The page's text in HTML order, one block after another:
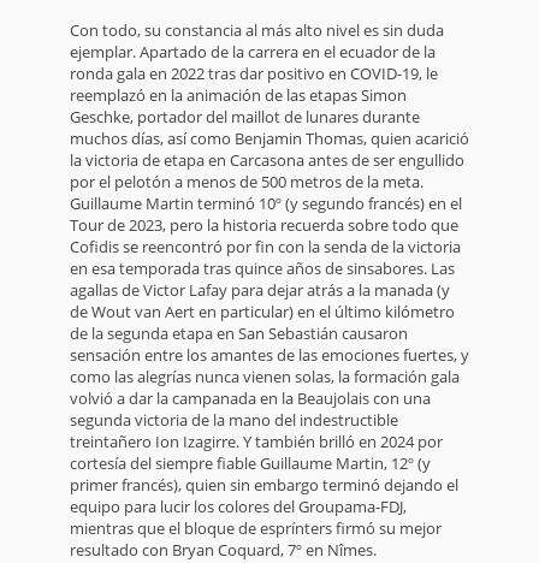
Con todo, su constancia al más alto nivel es sin duda
ejemplar. Apartado de la carrera en el ecuador de la
ronda gala en 2022 tras dar positivo en COVID-19, le
reemplazó en la animación de las etapas Simon
Geschke, portador del maillot de lunares durante
muchos días, así como Benjamin Thomas, quien acarició
la victoria de etapa en Carcasona antes de ser engullido
por el pelotón a menos de 500 metros de la meta.
Guillaume Martin terminó 10º (y segundo francés) en el
Tour de 2023, pero la historia recuerda sobre todo que
Cofidis se reencontró por fin con la senda de la victoria
en esa temporada tras quince años de sinsabores. Las
agallas de Victor Lafay para dejar atrás a la manada (y
de Wout van Aert en particular) en el último kilómetro
de la segunda etapa en San Sebastián causaron
sensación entre los amantes de las emociones fuertes, y
como las alegrías nunca vienen solas, la formación gala
volvió a dar la campanada en la Beaujolais con una
segunda victoria de la mano del indestructible
treintañero Ion Izagirre. Y también brilló en 2024 por
cortesía del siempre fiable Guillaume Martin, 12º (y
primer francés), quien sin embargo terminó dejando el
equipo para lucir los colores del Groupama-FDJ,
mientras que el bloque de esprínters firmó su mejor
resultado con Bryan Coquard, 7º en Nîmes.